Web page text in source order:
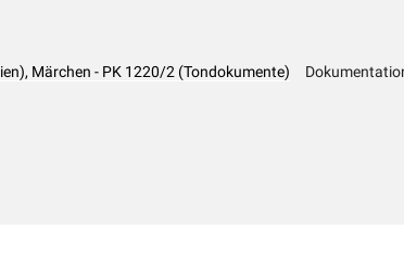
Märchen - PK 1220/2 (Tondokumente)